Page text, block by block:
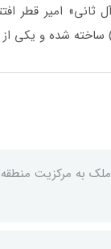
ملك به مركزيت منطقه